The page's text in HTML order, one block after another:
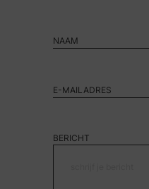
BERICHT